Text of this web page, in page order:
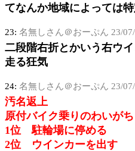
てなんか地域によっては
23: 名無しさん＠おーぷん 23/
二段階右折とかいう右ウ
走る狂気
24: 名無しさん＠おーぷん 23/
汚名返上
原付バイク乗りのわいが
1位 駐輪場に停める
2位 ウインカーを出す